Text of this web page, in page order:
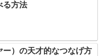
る方法
ー）の天才的なつなげ方